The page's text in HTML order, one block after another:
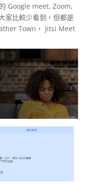
Google meet, Zoom,
家比較少看到，但都是
Town， Jitsi Meet